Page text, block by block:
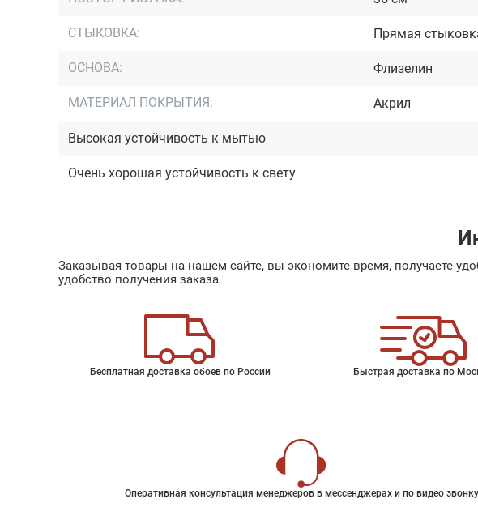
СТЫКОВКА: Прямая
ОСНОВА: Флизелин
МАТЕРИАЛ ПОКРЫТИЯ: Акрил
Высокая устойчивость к мытью
Очень хорошая устойчивость к свету
Заказывая товары на нашем сайте, вы экономите время, получаете
удобство получения заказа.
Бесплатная доставка обоев по России Быстрая доставка по
Оперативная консультация менеджеров в мессенджерах и по видео звонку